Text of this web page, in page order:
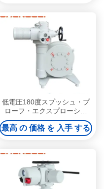
低電圧180度スプッシュ・プ
ローフ・エクスプローショ
ン・エレクトリック・バル
ブ・アクチュエーター
最高 の 価格 を 入手 する